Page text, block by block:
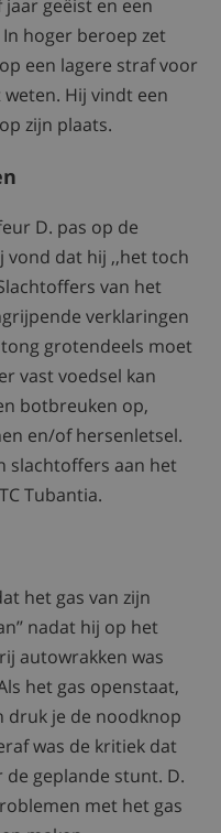
geëist en een
hoger beroep zet
een lagere straf voor
weten. Hij vindt een
zijn plaats.
D. pas op de
vond dat hij ,,het toch
van het
verklaringen
grotendeels moet
vast voedsel kan
botbreuken op,
en/of hersenletsel.
slachtoffers aan het
Tubantia.
het gas van zijn
nadat hij op het
autowrakken was
het gas openstaat,
druk je de noodknop
was de kritiek dat
geplande stunt. D.
met het gas